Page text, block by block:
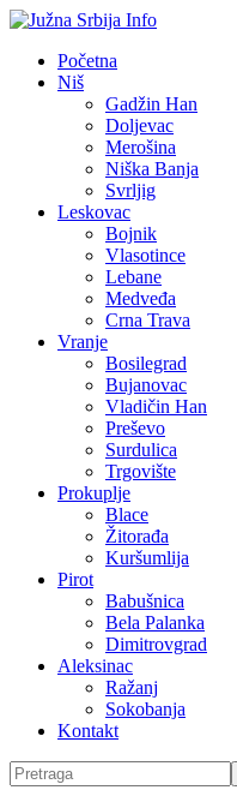
Početna
Niš
Gadžin Han
Doljevac
Merošina
Niška Banja
Svrljig
Leskovac
Bojnik
Vlasotince
Lebane
Medveđa
Crna Trava
Vranje
Bosilegrad
Bujanovac
Vladičin Han
Preševo
Surdulica
Trgovište
Prokuplje
Blace
Žitorađa
Kuršumlija
Pirot
Babušnica
Bela Palanka
Dimitrovgrad
Aleksinac
Ražanj
Sokobanja
Kontakt